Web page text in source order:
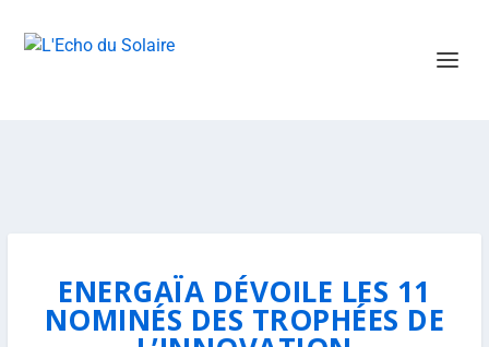
ENERGAÏA DÉVOILE LES 11
NOMINÉS DES TROPHÉES DE